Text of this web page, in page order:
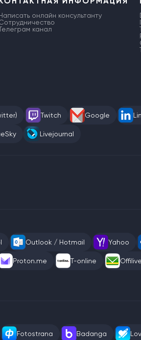
онлайн консультанту
канал
Twitch Google
Livejournal
Outlook / Hotmail Yahoo
Proton.me T-online Offilive
Fotostrana Badanga